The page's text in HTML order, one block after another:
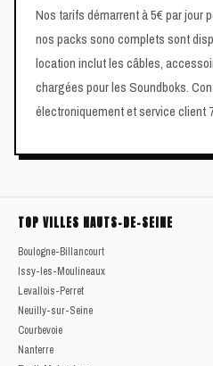
Nos tarifs démarrent à 5€ par jour
nos packs sono complets sont
location inclut les câbles,
chargées pour les Soundboks.
électroniquement et service client
TOP VILLES HAUTS-DE-SEINE
Boulogne-Billancourt
Issy-les-Moulineaux
Levallois-Perret
Neuilly-sur-Seine
Courbevoie
Nanterre